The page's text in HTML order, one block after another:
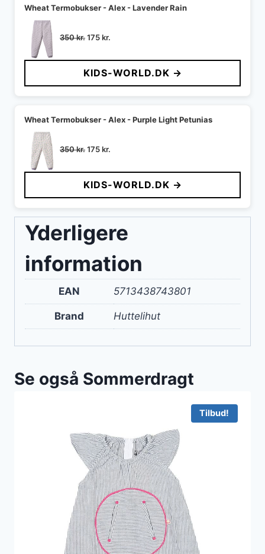
Wheat Termobukser - Alex - Lavender Rain
350kr.Den
pris
var:
350 kr..
175kr.
pris
er:
175 kr..
KIDS-WORLD.DK →
Wheat Termobukser - Alex - Purple Light Petunias
350kr.Den
pris
var:
350 kr..
175kr.
pris
er:
175 kr..
KIDS-WORLD.DK →
Yderligere
information
EAN 5713438743801
Brand Huttelihut
Se også Sommerdragt
Tilbud!